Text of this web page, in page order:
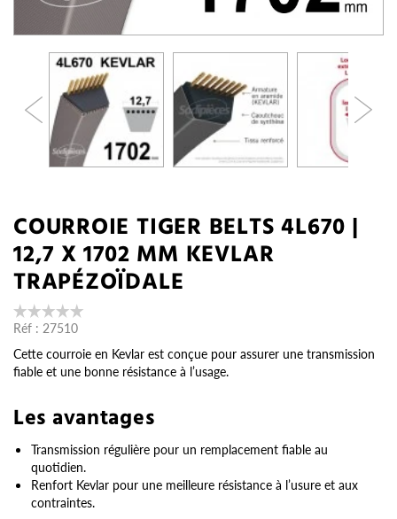
COURROIE TIGER BELTS 4L670 |
12,7 X 1702 MM KEVLAR
TRAPÉZOÏDALE
Réf : 27510
Cette courroie en Kevlar est conçue pour assurer une transmission
fiable et une bonne résistance à l’usage.
Les avantages
Transmission régulière pour un remplacement fiable au
quotidien.
Renfort Kevlar pour une meilleure résistance à l’usure et aux
contraintes.